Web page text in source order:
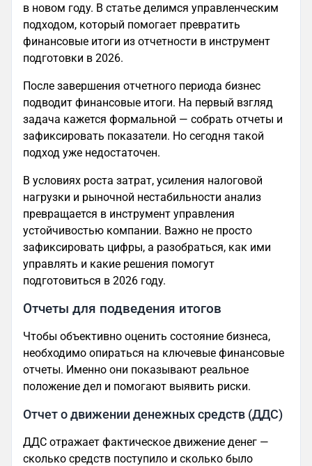
в новом году. В статье делимся управленческим
подходом, который помогает превратить
финансовые итоги из отчетности в инструмент
подготовки в 2026.
После завершения отчетного периода бизнес
подводит финансовые итоги. На первый взгляд
задача кажется формальной — собрать отчеты и
зафиксировать показатели. Но сегодня такой
подход уже недостаточен.
В условиях роста затрат, усиления налоговой
нагрузки и рыночной нестабильности анализ
превращается в инструмент управления
устойчивостью компании. Важно не просто
зафиксировать цифры, а разобраться, как ими
управлять и какие решения помогут
подготовиться в 2026 году.
Отчеты для подведения итогов
Чтобы объективно оценить состояние бизнеса,
необходимо опираться на ключевые финансовые
отчеты. Именно они показывают реальное
положение дел и помогают выявить риски.
Отчет о движении денежных средств (ДДС)
ДДС отражает фактическое движение денег —
сколько средств поступило и сколько было